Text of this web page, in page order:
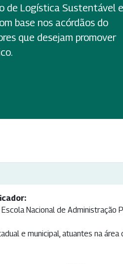
de Logística Sustentável e
base nos acórdãos do
que desejam promover
Escola Nacional de Administração
e municipal, atuantes na